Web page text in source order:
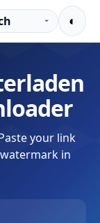
◐
your link
in